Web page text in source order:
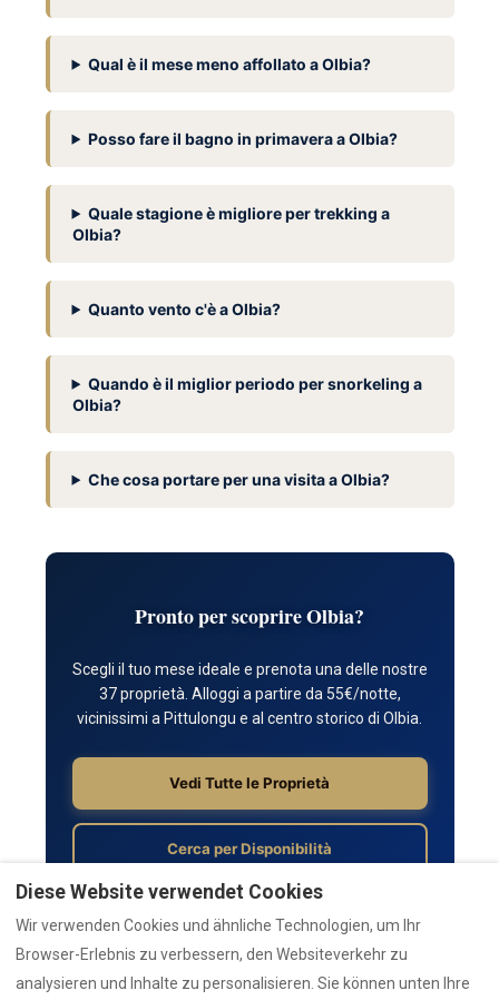
Qual è il mese meno affollato a Olbia?
Posso fare il bagno in primavera a Olbia?
Quale stagione è migliore per trekking a
Olbia?
Quanto vento c'è a Olbia?
Quando è il miglior periodo per snorkeling a
Olbia?
Che cosa portare per una visita a Olbia?
Pronto per scoprire Olbia?
Scegli il tuo mese ideale e prenota una delle nostre
37 proprietà. Alloggi a partire da 55€/notte,
vicinissimi a Pittulongu e al centro storico di Olbia.
Vedi Tutte le Proprietà
Cerca per Disponibilità
Cerchi consigli? Visita il nostrocentro emergenze
AZULIS (luxury)
, o contattaci via chat .
Diese Website verwendet Cookies
Wir verwenden Cookies und ähnliche Technologien, um Ihr
Browser-Erlebnis zu verbessern, den Websiteverkehr zu
analysieren und Inhalte zu personalisieren. Sie können unten Ihre